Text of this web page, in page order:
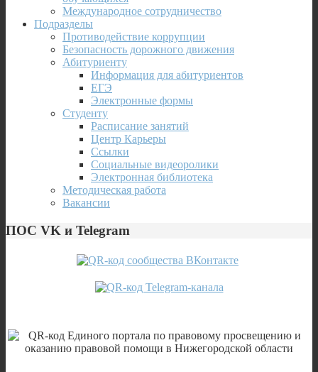
Международное сотрудничество
Подразделы
Противодействие коррупции
Безопасность дорожного движения
Абитуриенту
Информация для абитуриентов
ЕГЭ
Электронные формы
Студенту
Расписание занятий
Центр Карьеры
Ссылки
Социальные видеоролики
Электронная библиотека
Методическая работа
Вакансии
ПОС VK и Telegram